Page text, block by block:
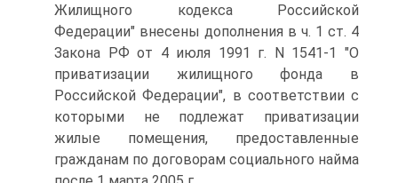
Жилищного кодекса Российской
Федерации" внесены дополнения в ч. 1 ст. 4
Закона РФ от 4 июля 1991 г. N 1541-1 "О
приватизации жилищного фонда в
Российской Федерации", в соответствии с
которыми не подлежат приватизации
жилые помещения, предоставленные
гражданам по договорам социального найма